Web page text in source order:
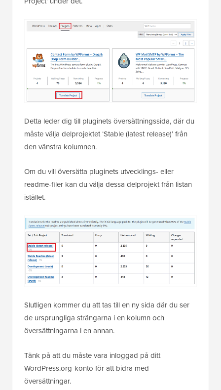
Detta leder dig till pluginets översättningssida, där du
måste välja delprojektet ‘Stable (latest release)’ från
den vänstra kolumnen.
Om du vill översätta pluginets utvecklings- eller
readme-filer kan du välja dessa delprojekt från listan
istället.
Slutligen kommer du att tas till en ny sida där du ser
de ursprungliga strängarna i en kolumn och
översättningarna i en annan.
Tänk på att du måste vara inloggad på ditt
WordPress.org-konto för att bidra med
översättningar.